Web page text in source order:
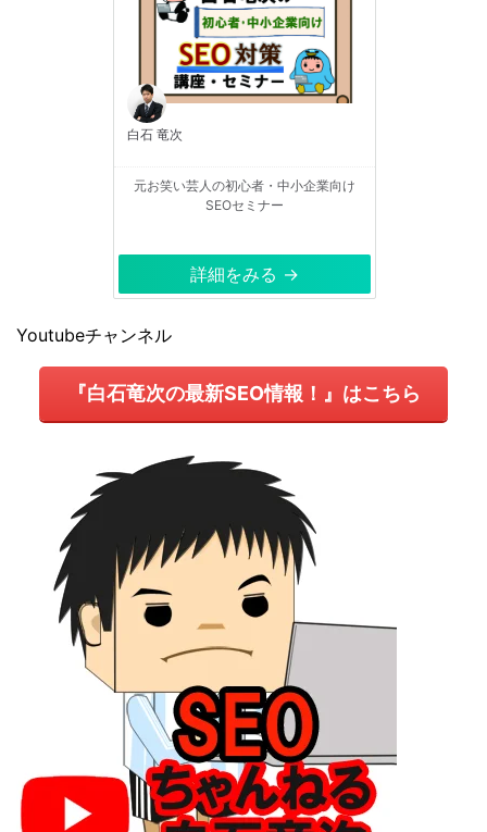
白石 竜次
元お笑い芸人の初心者・中小企業向け
SEOセミナー
詳細をみる →
Youtubeチャンネル
『白石竜次の最新SEO情報！』はこちら